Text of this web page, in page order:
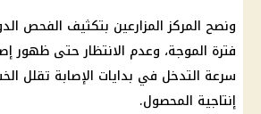
ونصح المركز المزارعين بتكثيف الفحص
فترة الموجة، وعدم الانتظار حتى ظهور
سرعة التدخل في بدايات الإصابة تقلل
إنتاجية المحصول.